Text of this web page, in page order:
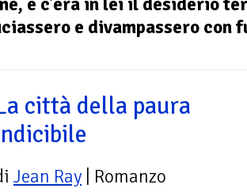
e divampassero con
città della paura
Jean Ray | Romanzo